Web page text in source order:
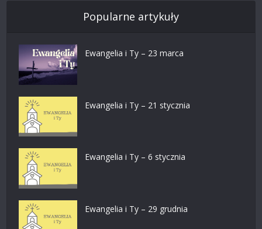
Popularne artykuły
Ewangelia i Ty – 23 marca
Ewangelia i Ty – 21 stycznia
Ewangelia i Ty – 6 stycznia
Ewangelia i Ty – 29 grudnia